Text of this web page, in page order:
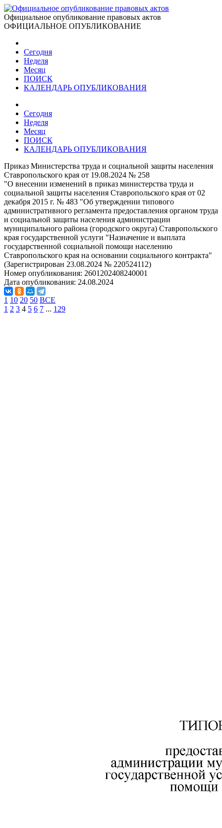
Официальное опубликование правовых актов
ОФИЦИАЛЬНОЕ ОПУБЛИКОВАНИЕ
Сегодня
Неделя
Месяц
ПОИСК
КАЛЕНДАРЬ ОПУБЛИКОВАНИЯ
Сегодня
Неделя
Месяц
ПОИСК
КАЛЕНДАРЬ ОПУБЛИКОВАНИЯ
Приказ Министерства труда и социальной защиты населения
Ставропольского края от 19.08.2024 № 258
"О внесении изменений в приказ министерства труда и
социальной защиты населения Ставропольского края от 02
декабря 2015 г. № 483 "Об утверждении типового
административного регламента предоставления органом труда
и социальной защиты населения администрации
муниципального района (городского округа) Ставропольского
края государственной услуги "Назначение и выплата
государственной социальной помощи населению
Ставропольского края на основании социального контракта"
(Зарегистрирован 23.08.2024 № 220524112)
Номер опубликования: 2601202408240001
Дата опубликования: 24.08.2024
1 10 20 50 ВСЕ
1 2 3 4 5 6 7 ... 129